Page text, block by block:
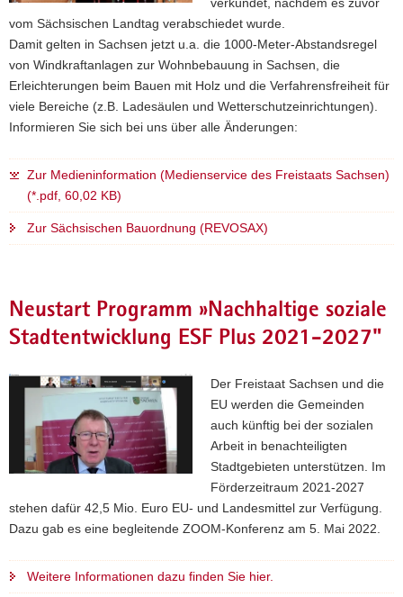
verkündet, nachdem es zuvor
vom Sächsischen Landtag verabschiedet wurde.
Damit gelten in Sachsen jetzt u.a. die 1000-Meter-Abstandsregel
von Windkraftanlagen zur Wohnbebauung in Sachsen, die
Erleichterungen beim Bauen mit Holz und die Verfahrensfreiheit für
viele Bereiche (z.B. Ladesäulen und Wetterschutzeinrichtungen).
Informieren Sie sich bei uns über alle Änderungen:
Zur Medieninformation (Medienservice des Freistaats Sachsen)
(*.pdf, 60,02 KB)
Zur Sächsischen Bauordnung (REVOSAX)
Neustart Programm »Nachhaltige soziale
Stadtentwicklung ESF Plus 2021-2027"
Der Freistaat Sachsen und die
EU werden die Gemeinden
auch künftig bei der sozialen
Arbeit in benachteiligten
Stadtgebieten unterstützen. Im
Förderzeitraum 2021-2027
stehen dafür 42,5 Mio. Euro EU- und Landesmittel zur Verfügung.
Dazu gab es eine begleitende ZOOM-Konferenz am 5. Mai 2022.
Weitere Informationen dazu finden Sie hier.